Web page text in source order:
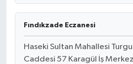
Fındıkzade Eczanesi
Haseki Sultan Mahallesi
Caddesi 57 Karagül İş Merkezi